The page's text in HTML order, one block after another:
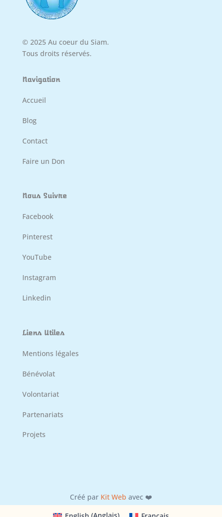
© 2025 Au coeur du Siam.
Tous droits réservés.
Navigation
Accueil
Blog
Contact
Faire un Don
Nous Suivre
Facebook
Pinterest
YouTube
Instagram
Linkedin
Liens Utiles
Mentions légales
Bénévolat
Volontariat
Partenariats
Projets
Créé par Kit Web avec ❤️